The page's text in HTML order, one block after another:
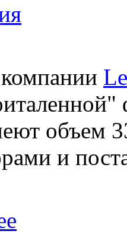
объем
и